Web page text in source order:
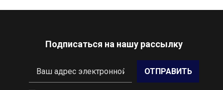
Подписаться на нашу рассылку
ОТПРАВИТЬ